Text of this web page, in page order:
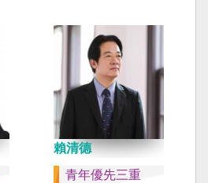
賴清德
青年優先三重